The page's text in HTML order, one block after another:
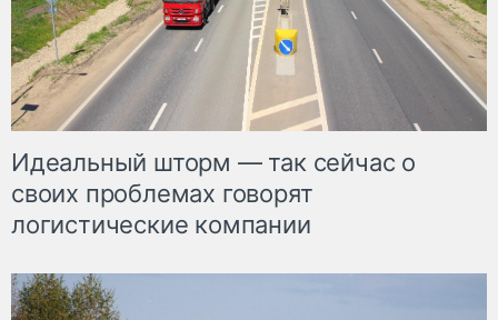
Идеальный шторм — так сейчас о
своих проблемах говорят
логистические компании